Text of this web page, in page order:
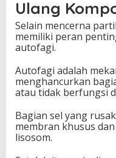
Ulang
Selain mencerna
memiliki peran
autofagi.
Autofagi adalah
menghancurkan
atau tidak berfungsi
Bagian sel yang
membran khusus
lisosom.